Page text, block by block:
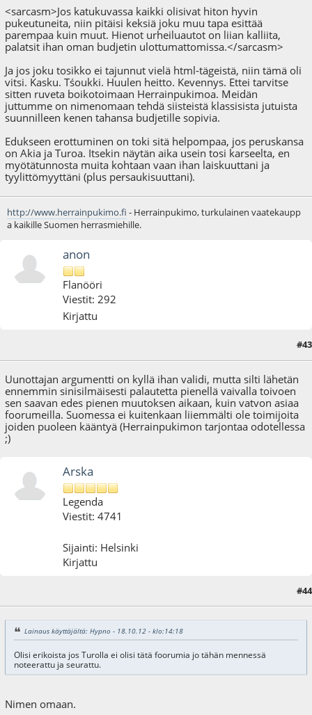
<sarcasm>Jos katukuvassa kaikki olisivat hiton hyvin
pukeutuneita, niin pitäisi keksiä joku muu tapa esittää
parempaa kuin muut. Hienot urheiluautot on liian kalliita,
palatsit ihan oman budjetin ulottumattomissa.</sarcasm>
Ja jos joku tosikko ei tajunnut vielä html-tägeistä, niin tämä oli
vitsi. Kasku. Tśoukki. Huulen heitto. Kevennys. Ettei tarvitse
sitten ruveta boikotoimaan Herrainpukimoa. Meidän
juttumme on nimenomaan tehdä siisteistä klassisista jutuista
suunnilleen kenen tahansa budjetille sopivia.
Edukseen erottuminen on toki sitä helpompaa, jos peruskansa
on Akia ja Turoa. Itsekin näytän aika usein tosi karseelta, en
myötätunnosta muita kohtaan vaan ihan laiskuuttani ja
tyylittömyyttäni (plus persaukisuuttani).
http://www.herrainpukimo.fi - Herrainpukimo, turkulainen vaatekaupp
a kaikille Suomen herrasmiehille.
anon
Flanööri
Viestit: 292
Kirjattu
#43
Uunottajan argumentti on kyllä ihan validi, mutta silti lähetän
ennemmin sinisilmäisesti palautetta pienellä vaivalla toivoen
sen saavan edes pienen muutoksen aikaan, kuin vatvon asiaa
foorumeilla. Suomessa ei kuitenkaan liiemmälti ole toimijoita
joiden puoleen kääntyä (Herrainpukimon tarjontaa odotellessa
;)
Arska
Legenda
Viestit: 4741
Sijainti: Helsinki
Kirjattu
#44
Lainaus käyttäjältä: Hypno - 18.10.12 - klo:14:18
Olisi erikoista jos Turolla ei olisi tätä foorumia jo tähän mennessä
noteerattu ja seurattu.
Nimen omaan.